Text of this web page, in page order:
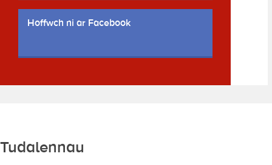
Hoffwch ni ar Facebook
Tudalennau